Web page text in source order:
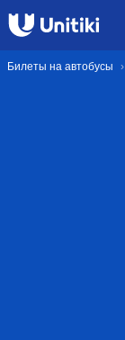
Билеты на автобусы